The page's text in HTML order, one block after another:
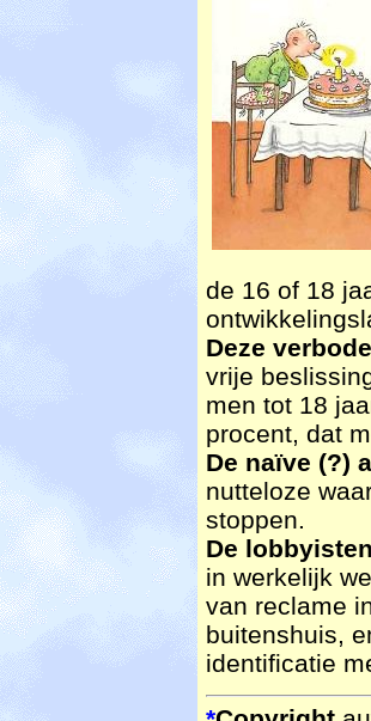
de 16 of 18
Deze
vrije
men tot 18
procent, dat
De naïve (?)
nutteloze
stoppen.
De
in werkelijk
van reclame
buitenshuis,
identificatie